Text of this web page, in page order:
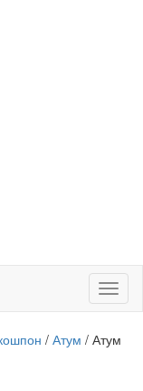
/ Атум / Атум